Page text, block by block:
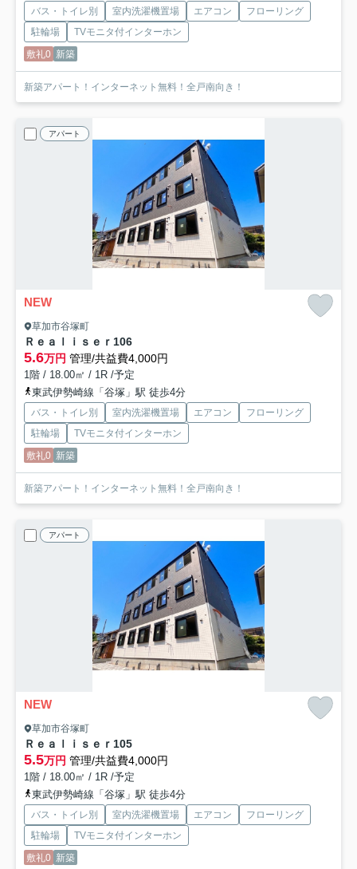
バス・トイレ別 室内洗濯機置場 エアコン
フローリング
駐輪場
TVモニタ付インターホン
敷礼0 新築
新築アパート！インターネット無料！全戸南向き！
アパート
NEW
草加市谷塚町
Ｒｅａｌｉｓｅｒ 106
5.6万円 管理/共益費4,000円
1階 / 18.00㎡ / 1R /予定
東武伊勢崎線「谷塚」駅 徒歩4分
バス・トイレ別 室内洗濯機置場 エアコン
フローリング
駐輪場
TVモニタ付インターホン
敷礼0 新築
新築アパート！インターネット無料！全戸南向き！
アパート
NEW
草加市谷塚町
Ｒｅａｌｉｓｅｒ 105
5.5万円 管理/共益費4,000円
1階 / 18.00㎡ / 1R /予定
東武伊勢崎線「谷塚」駅 徒歩4分
バス・トイレ別 室内洗濯機置場 エアコン
フローリング
駐輪場
TVモニタ付インターホン
敷礼0 新築